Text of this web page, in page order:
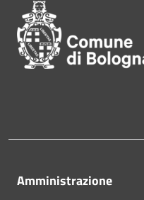
Amministrazione